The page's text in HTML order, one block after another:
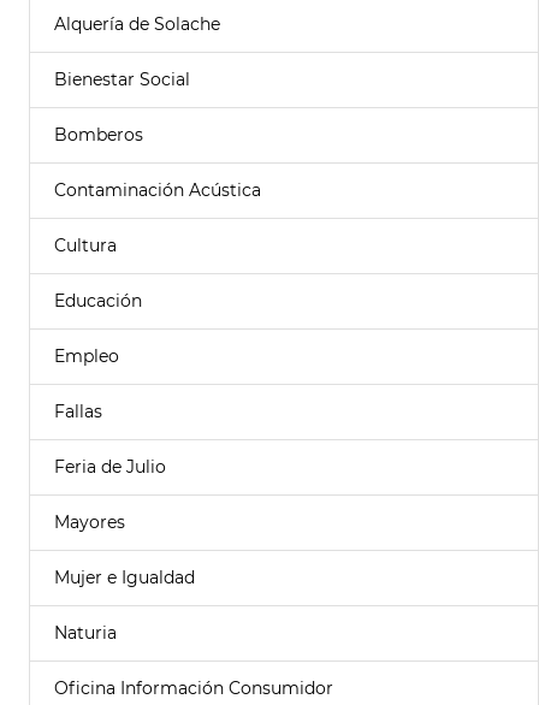
Alquería de Solache
Bienestar Social
Bomberos
Contaminación Acústica
Cultura
Educación
Empleo
Fallas
Feria de Julio
Mayores
Mujer e Igualdad
Naturia
Oficina Información Consumidor